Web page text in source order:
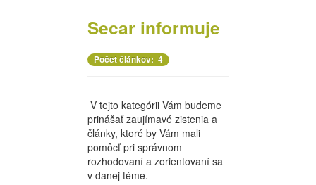
Secar informuje
Počet článkov: 4
V tejto kategórii Vám budeme
prinášať zaujímavé zistenia a
články, ktoré by Vám mali
pomôcť pri správnom
rozhodovaní a zorientovaní sa
v danej téme.